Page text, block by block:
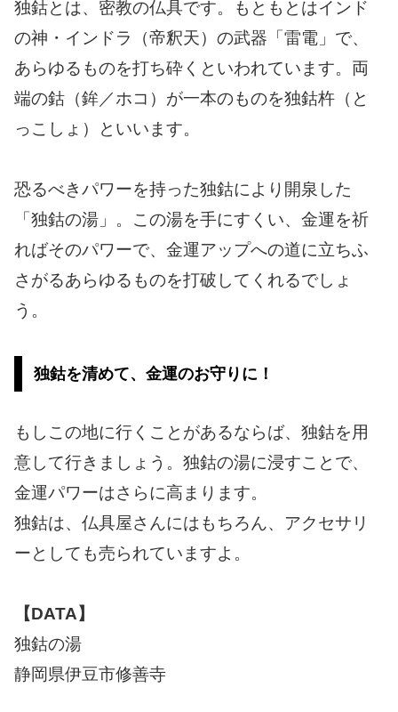
独鈷とは、密教の仏具です。もともとはインド
の神・インドラ（帝釈天）の武器「雷電」で、
あらゆるものを打ち砕くといわれています。両
端の鈷（鉾／ホコ）が一本のものを独鈷杵（と
っこしょ）といいます。
恐るべきパワーを持った独鈷により開泉した
「独鈷の湯」。この湯を手にすくい、金運を祈
ればそのパワーで、金運アップへの道に立ちふ
さがるあらゆるものを打破してくれるでしょ
う。
独鈷を清めて、金運のお守りに！
もしこの地に行くことがあるならば、独鈷を用
意して行きましょう。独鈷の湯に浸すことで、
金運パワーはさらに高まります。
独鈷は、仏具屋さんにはもちろん、アクセサリ
ーとしても売られていますよ。
【DATA】
独鈷の湯
静岡県伊豆市修善寺